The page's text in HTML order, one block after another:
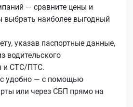
— сравните цены и
выбрать наиболее выгодный
указав паспортные данные,
водительского
и СТС/ПТС.
удобно — с помощью
или через СБП прямо на